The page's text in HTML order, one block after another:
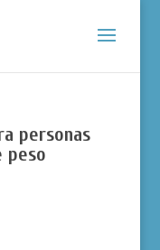
personas
peso